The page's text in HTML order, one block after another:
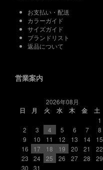
お支払い・配送
カラーガイド
サイズガイド
ブランドリスト
返品について
営業案内
2026年08月
日
月 火 水 木 金
土
1
2
3 4 5 6 7
8
9
10 11 12 13 14
15
16
17 18 19 20 21
22
23
24 25 26 27 28
29
30
31